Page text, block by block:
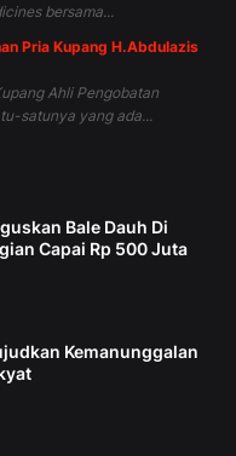
bersama...
Pria Kupang H.Abdulazis
Ahli Pengobatan
satunya yang ada...
Bale Dauh Di
Capai Rp 500 Juta
Kemanunggalan